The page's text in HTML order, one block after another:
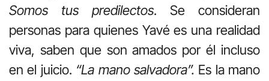
Somos tus predilectos. Se consideran
personas para quienes Yavé es una realidad
viva, saben que son amados por él incluso
en el juicio. “La mano salvadora”. Es la mano